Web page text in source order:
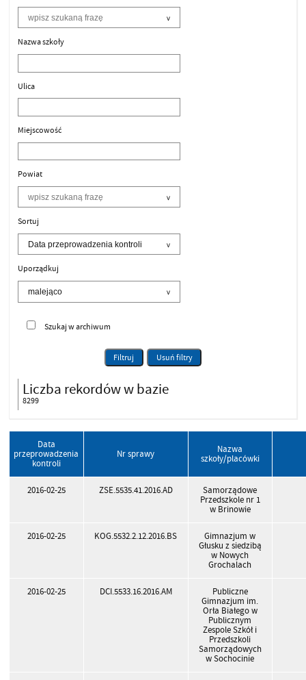
Nazwa szkoły
Ulica
Miejscowość
Powiat
Sortuj
Uporządkuj
Szukaj w archiwum
Filtruj Usuń filtry
Liczba rekordów w bazie
8299
Data
przeprowadzenia
kontroli
Nr sprawy
Nazwa
szkoły/placówki
2016-02-25 ZSE.5535.41.2016.AD
Samorządowe
Przedszkole nr 1
w Brinowie
2016-02-25 KOG.5532.2.12.2016.BS
Gimnazjum w
Głusku z siedzibą
w Nowych
Grochalach
2016-02-25 DCI.5533.16.2016.AM
Publiczne
Gimnazjum im.
Orła Białego w
Publicznym
Zespole Szkół i
Przedszkoli
Samorządowych
w Sochocinie